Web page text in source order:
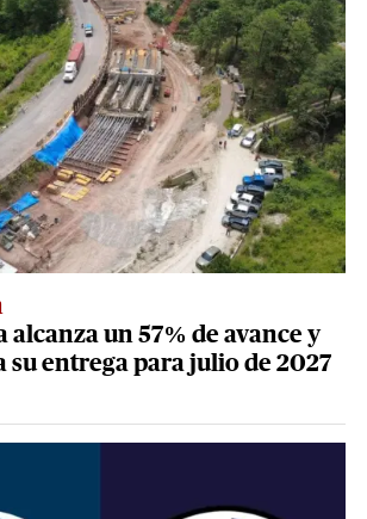
alcanza un 57% de avance y
su entrega para julio de 2027